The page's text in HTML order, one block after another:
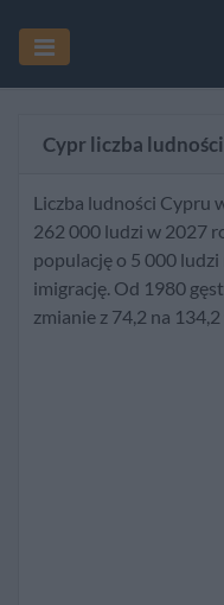
Cypr liczba ludności
Liczba ludności Cypru
262 000 ludzi w 2027
populację o 5 000
imigrację. Od 1980
zmianie z 74,2 na